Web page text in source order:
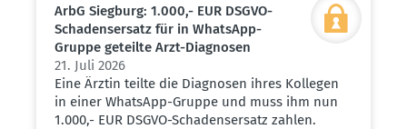
ArbG Siegburg: 1.000,- EUR DSGVO-
Schadens­ersatz für in WhatsApp-
Gruppe geteilte Arzt-Diagnosen
21. Juli 2026
Eine Ärztin teilte die Diagnosen ihres Kollegen
in einer WhatsApp-Gruppe und muss ihm nun
1.000,- EUR DSGVO-Schadensersatz zahlen.